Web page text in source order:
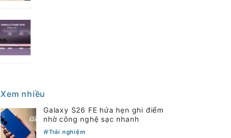
Xem nhiều
Galaxy S26 FE hứa hẹn ghi điểm
nhờ công nghệ sạc nhanh
Trải nghiệm